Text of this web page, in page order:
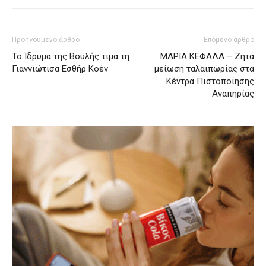
Προηγούμενο άρθρο
Το Ίδρυμα της Βουλής τιμά τη
Γιαννιώτισα Εσθήρ Κοέν
Επόμενο άρθρο
ΜΑΡΙΑ ΚΕΦΑΛΑ – Ζητά
μείωση ταλαιπωρίας στα
Κέντρα Πιστοποίησης
Αναπηρίας